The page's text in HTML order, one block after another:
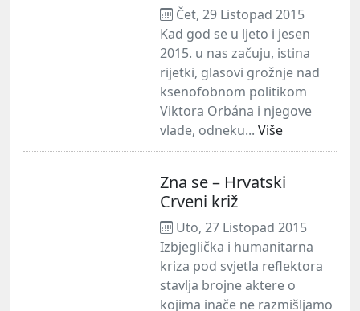
Čet, 29 Listopad 2015
Kad god se u ljeto i jesen
2015. u nas začuju, istina
rijetki, glasovi grožnje nad
ksenofobnom politikom
Viktora Orbána i njegove
vlade, odneku... Više
Zna se – Hrvatski
Crveni križ
Uto, 27 Listopad 2015
Izbjeglička i humanitarna
kriza pod svjetla reflektora
stavlja brojne aktere o
kojima inače ne razmišljamo